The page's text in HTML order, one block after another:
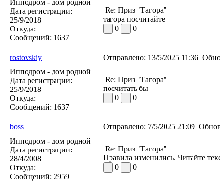
Ипподром - дом родной
Дата регистрации:
25/9/2018
Откуда:
Сообщений: 1637
Re: Приз "Тагора"
тагора посчитайте
0
0
rostovskiy Отправлено: 13/5/2025 11:36
Ипподром - дом родной
Дата регистрации:
25/9/2018
Откуда:
Сообщений: 1637
Re: Приз "Тагора"
посчитать бы
0
0
boss Отправлено: 7/5/2025 21:09
Ипподром - дом родной
Дата регистрации:
28/4/2008
Откуда:
Сообщений: 2959
Re: Приз "Тагора"
Правила изменились. Читайте
0
0